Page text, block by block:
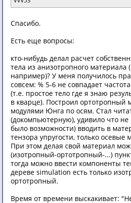
Спасибо.
Есть еще вопросы:
кто-нибудь делал расчет
тела из анизотропного материала
например)? У меня получилось
совсем: % 5-6 не совпадает
(т.е. простое тело где я знаю
в кварце). Построил ортотропный
модулями Юнга по осям. Стал
(докомпьютерную), удивило что не
было возможности) вводить в
тензора упругости, только осевые
При этом делая свой материал
(изотропный-ортотропный-...)
тогда можно ввести компоненты
дереве simulation есть только
ортотропный.
Время от времени выскакивает: